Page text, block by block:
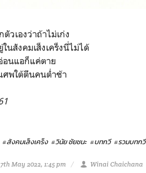
ตัวเองว่าถ้าไม่เก่ง
ในสังคมเส็งเคร็งนี่ไม่ได้
อนแอก็แค่ตาย
ศพใต้ตีนคนต่ำช้า
#สังคมเส็งเคร็ง #วินัย ชัยชนะ #บทกวี #รวมบทกวี
7th May 2022, 1:45 pm Winai Chaichana